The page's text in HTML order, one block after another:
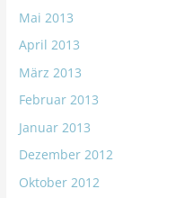
Mai 2013
April 2013
März 2013
Februar 2013
Januar 2013
Dezember 2012
Oktober 2012